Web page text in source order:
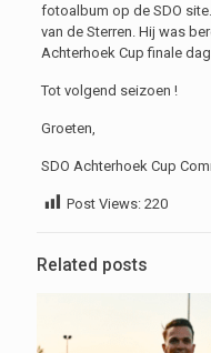
fotoalbum op de SDO
van de Sterren. Hij was
Achterhoek Cup finale dag.
Tot volgend seizoen !
Groeten,
SDO Achterhoek Cup
Post Views: 220
Related posts